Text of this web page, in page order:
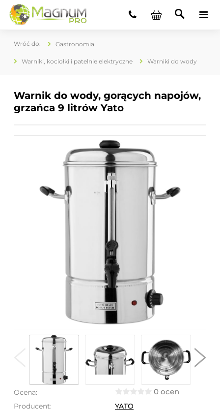
Gastronomia
Warniki, kociołki i patelnie elektryczne Warniki do wody
Warnik do wody, gorących napojów,
grzańca 9 litrów Yato
Ocena: 0 ocen
Producent:
YATO